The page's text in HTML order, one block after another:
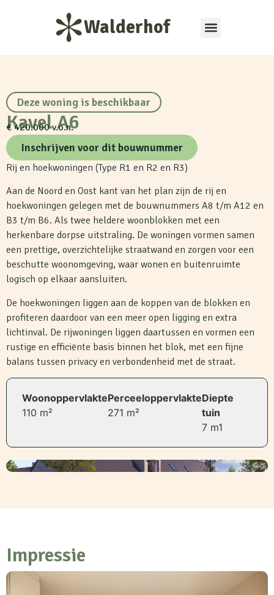
Walderhof
Deze woning is beschikbaar
Kavel A6
€ 420.000 v.o.n.
Inschrijven voor dit bouwnummer
Rij en hoekwoningen (Type R1 en R2 en R3)
Aan de Noord en Oost kant van het plan zijn de rij en
hoekwoningen gelegen met de bouwnummers A8 t/m A12 en
B3 t/m B6. Als twee heldere woonblokken met een
herkenbare dorpse uitstraling. De woningen vormen samen
een prettige, overzichtelijke straatwand en zorgen voor een
beschutte woonomgeving, waar wonen en buitenruimte
logisch op elkaar aansluiten.
De hoekwoningen liggen aan de koppen van de blokken en
profiteren daardoor van een meer open ligging en extra
lichtinval. De rijwoningen liggen daartussen en vormen een
rustige en efficiënte basis binnen het blok, met een fijne
balans tussen privacy en verbondenheid met de straat.
Woonoppervlakte
110 m²
Perceeloppervlakte
271 m²
Diepte
tuin
7 m1
Impressie